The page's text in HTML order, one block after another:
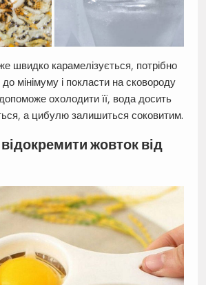
швидко карамелізується, потрібно
мінімуму і покласти на сковороду
охолодити її, вода досить
а цибулю залишиться соковитим.
жовток від